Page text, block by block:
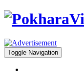
Toggle Navigation